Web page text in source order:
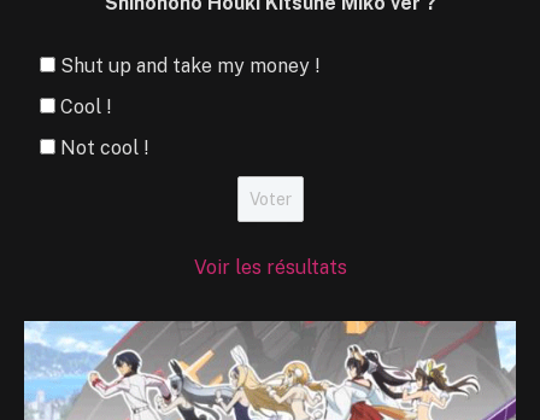
Shut up and take my money !
Cool !
Not cool !
Voir les résultats